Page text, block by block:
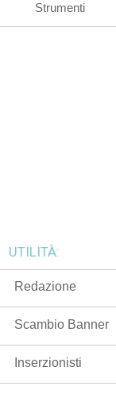
Strumenti
UTILITÀ:
Redazione
Scambio Banner
Inserzionisti